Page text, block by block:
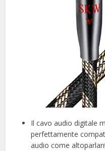
Il cavo audio digitale
perfettamente
audio come